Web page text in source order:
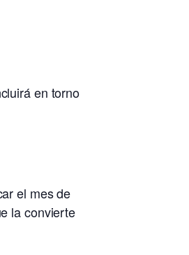
en torno
el mes de
la convierte